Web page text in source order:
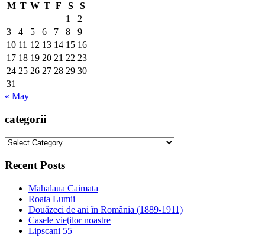
M T W T F S
S
1
2
3
4 5 6 7 8
9
10 11 12 13 14 15 16
17 18 19 20 21 22 23
24 25 26 27 28 29 30
31
« May
categorii
categorii
Recent Posts
Mahalaua Caimata
Roata Lumii
Douăzeci de ani în România (1889-1911)
Casele vieţilor noastre
Lipscani 55